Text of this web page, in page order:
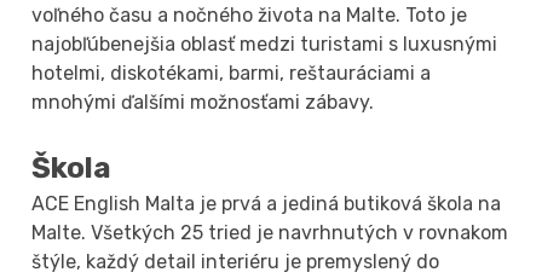
voľného času a nočného života na Malte. Toto je
najobľúbenejšia oblasť medzi turistami s luxusnými
hotelmi, diskotékami, barmi, reštauráciami a
mnohými ďalšími možnosťami zábavy.
Škola
ACE English Malta je prvá a jediná butiková škola na
Malte. Všetkých 25 tried je navrhnutých v rovnakom
štýle, každý detail interiéru je premyslený do